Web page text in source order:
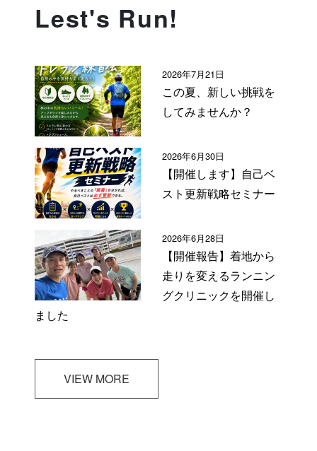
Lest's Run!
2026年7月21日
この夏、新しい挑戦を
してみませんか？
2026年6月30日
【開催します】自己ベ
スト更新戦略セミナー
2026年6月28日
【開催報告】着地から
走りを変えるランニン
グクリニックを開催し
ました
VIEW MORE